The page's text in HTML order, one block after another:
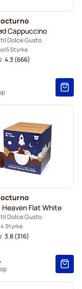
Cappuccino
Dolce Gusto
5 Styrke
4.3 (666)
Flat White
Dolce Gusto
4 Styrke
3.8(316)